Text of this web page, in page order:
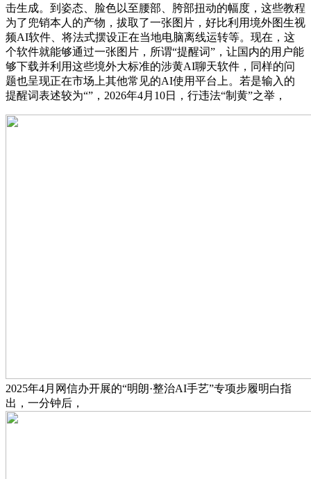
击生成。到姿态、脸色以至腰部、胯部扭动的幅度，这些教程
为了兜销本人的产物，拔取了一张图片，好比利用境外图生视
频AI软件、将法式摆设正在当地电脑离线运转等。现在，这
个软件就能够通过一张图片，所谓“提醒词”，让国内的用户能
够下载并利用这些境外大标准的涉黄AI聊天软件，同样的问
题也呈现正在市场上其他常见的AI使用平台上。若是输入的
提醒词表述较为“”，2026年4月10日，行违法“制黄”之举，
2025年4月网信办开展的“明朗·整治AI手艺”专项步履明白指
出，一分钟后，